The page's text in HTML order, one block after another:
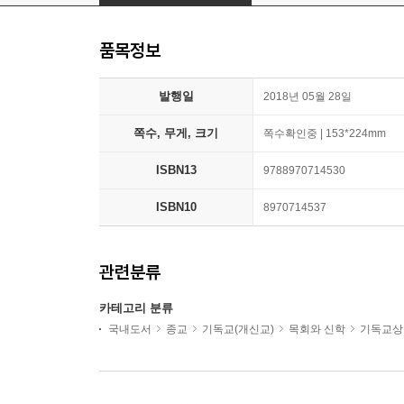
품목정보
발행일 2018년 05월 28일
쪽수, 무게, 크기 쪽수확인중 | 153*224mm
ISBN13 9788970714530
ISBN10 8970714537
관련분류
카테고리 분류
국내도서 종교 기독교(개신교) 목회와 신학 기독교